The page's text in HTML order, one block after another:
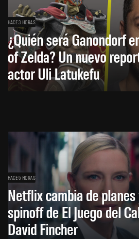
HACE 3 HORAS
¿Quién será Ganondorf
of Zelda? Un nuevo
actor Uli Latukefu
HACE 5 HORAS
Netflix cambia de
spinoff de El Juego del
David Fincher